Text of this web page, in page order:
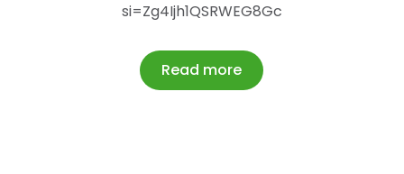
si=Zg4Ijh1QSRWEG8Gc
Read more